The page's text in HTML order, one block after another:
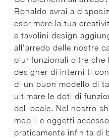
Bonaldo avrai a
esprimere la tua
e tavolini design
all’arredo delle nostre
plurifunzionali oltre che
designer di interni ti
di un buon modello di
ultimare le doti di
del locale. Nel nostro
mobili e oggetti
praticamente infinita di